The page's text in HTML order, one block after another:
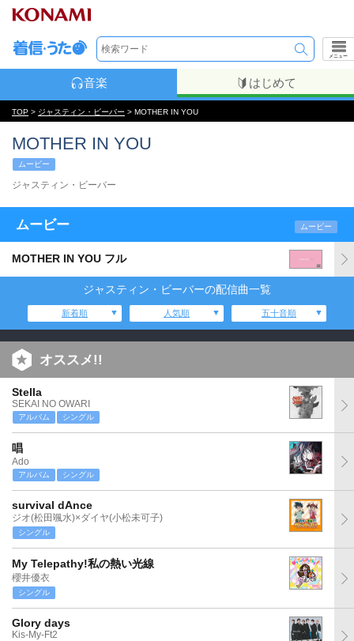
メニュー
音楽 はじめて
TOP > ジャスティン・ビーバー > MOTHER IN YOU
MOTHER IN YOU
ムービー
ジャスティン・ビーバー
ムービー ムービー
MOTHER IN YOU フル
ジャスティン・ビーバーの配信曲一覧
新着順 人気順 五十音順
オススメ!!
Stella
SEKAI NO OWARI
アルバム シングル
唱
Ado
アルバム シングル
survival dAnce
ジオ(松田颯水)×ダイヤ(小松未可子)
シングル
My Telepathy!私の熱い光線
櫻井優衣
シングル
Glory days
Kis-My-Ft2